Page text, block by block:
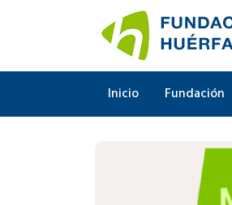
Inicio Fundación